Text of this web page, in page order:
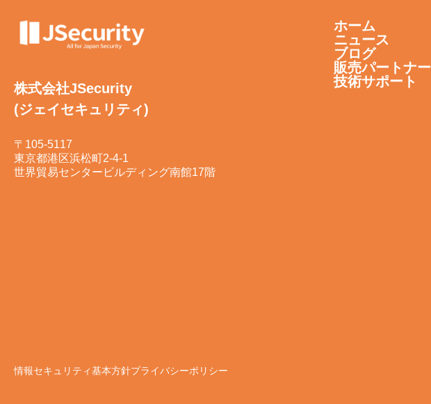
株式会社JSecurity
(ジェイセキュリティ)
〒105-5117
東京都港区浜松町2-4-1
世界貿易センタービルディング南館17階
ホーム
ニュース
ブログ
販売パートナー
技術サポート
情報セキュリティ基本方針プライバシーポリシー